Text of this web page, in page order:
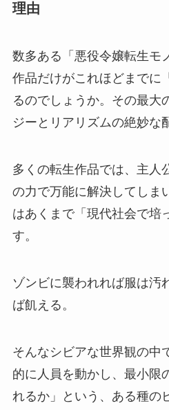
理由
数多ある「悪役令嬢転生モ
作品だけがこれほどまでに
るのでしょうか。その最大
ジーとリアリズムの絶妙な
多くの転生作品では、主人
の力で万能に解決してしま
はあくまで「現代社会で培
す。
ゾンビに襲われれば服は汚
ば飢える。
そんなシビアな世界観の中
的に人員を動かし、最小限
れるか」という、ある種の